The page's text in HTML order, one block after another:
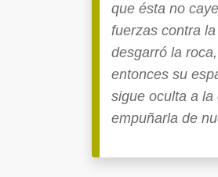
que ésta no
fuerzas contra
desgarró la
entonces su
sigue oculta a
empuñarla de